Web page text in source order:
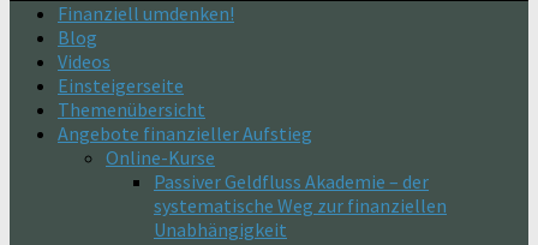
Finanziell umdenken!
Blog
Videos
Einsteigerseite
Themenübersicht
Angebote finanzieller Aufstieg
Online-Kurse
Passiver Geldfluss Akademie – der
systematische Weg zur finanziellen
Unabhängigkeit